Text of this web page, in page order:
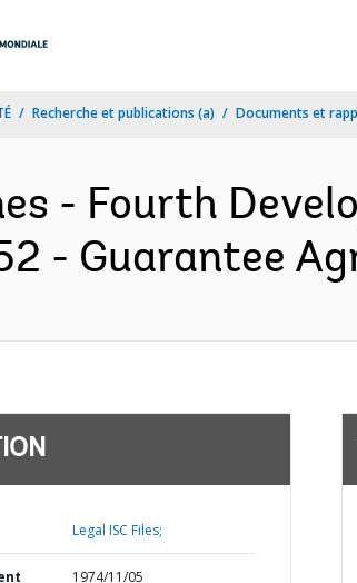
Recherche et publications (a) Documents et
- Fourth
- Guarantee
Legal ISC Files;
1974/11/05